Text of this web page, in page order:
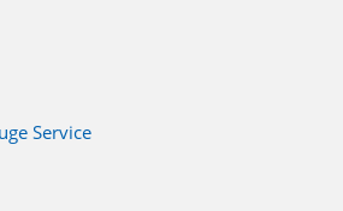
Service